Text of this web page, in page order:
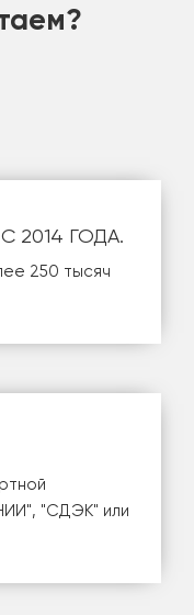
2014 ГОДА.
250 тысяч
, "СДЭК" или